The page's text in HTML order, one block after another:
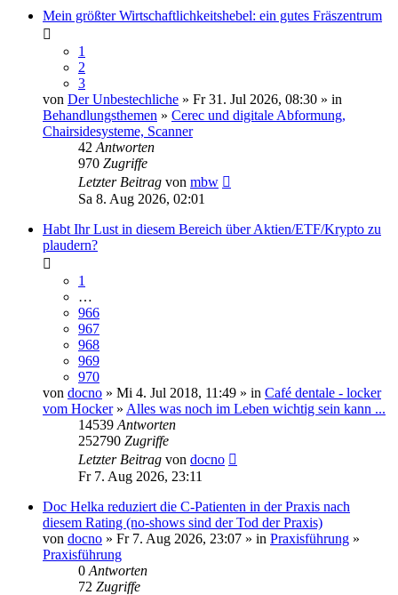
Mein größter Wirtschaftlichkeitshebel: ein gutes Fräszentrum
1
2
3
von Der Unbestechliche » Fr 31. Jul 2026, 08:30 » in
Behandlungsthemen » Cerec und digitale Abformung,
Chairsidesysteme, Scanner
42 Antworten
970 Zugriffe
Letzter Beitrag von mbw
Sa 8. Aug 2026, 02:01
Habt Ihr Lust in diesem Bereich über Aktien/ETF/Krypto zu
plaudern?
1
…
966
967
968
969
970
von docno » Mi 4. Jul 2018, 11:49 » in Café dentale - locker
vom Hocker» Alles was noch im Leben wichtig sein kann ...
14539 Antworten
252790 Zugriffe
Letzter Beitrag von docno
Fr 7. Aug 2026, 23:11
Doc Helka reduziert die C-Patienten in der Praxis nach
diesem Rating (no-shows sind der Tod der Praxis)
von docno » Fr 7. Aug 2026, 23:07 » in Praxisführung »
Praxisführung
0 Antworten
72 Zugriffe